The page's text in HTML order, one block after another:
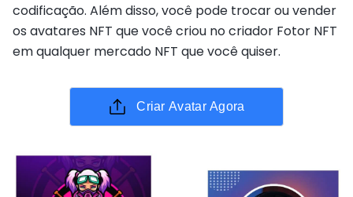
codificação. Além disso, você pode trocar ou vender
os avatares NFT que você criou no criador Fotor NFT
em qualquer mercado NFT que você quiser.
Criar Avatar Agora